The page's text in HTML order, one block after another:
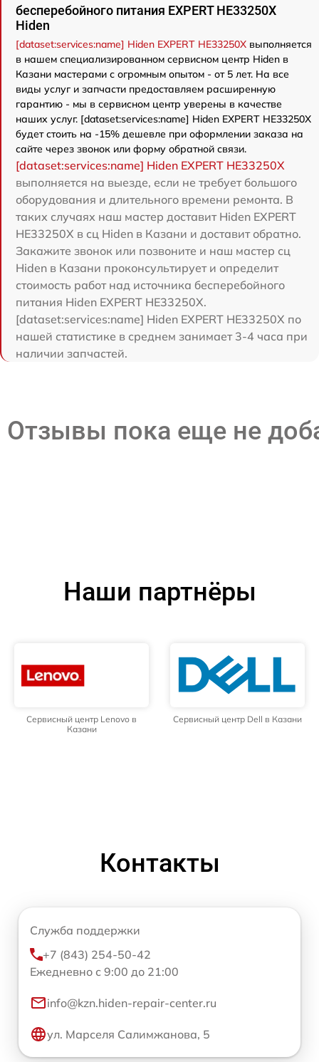
бесперебойного питания EXPERT HE33250X
Hiden
[dataset:services:name] Hiden EXPERT HE33250X выполняется
в нашем специализированном сервисном центр Hiden в
Казани мастерами с огромным опытом - от 5 лет. На все
виды услуг и запчасти предоставляем расширенную
гарантию - мы в сервисном центр уверены в качестве
наших услуг. [dataset:services:name] Hiden EXPERT HE33250X
будет стоить на -15% дешевле при оформлении заказа на
сайте через звонок или форму обратной связи.
[dataset:services:name] Hiden EXPERT HE33250X
выполняется на выезде, если не требует большого
оборудования и длительного времени ремонта. В
таких случаях наш мастер доставит Hiden EXPERT
HE33250X в сц Hiden в Казани и доставит обратно.
Закажите звонок или позвоните и наш мастер сц
Hiden в Казани проконсультирует и определит
стоимость работ над источника бесперебойного
питания Hiden EXPERT HE33250X.
[dataset:services:name] Hiden EXPERT HE33250X по
нашей статистике в среднем занимает 3-4 часа при
наличии запчастей.
Отзывы пока еще не
Наши партнёры
Сервисный центр Lenovo в
Казани
Сервисный центр Dell в Казани
Контакты
Служба поддержки
+7 (843) 254-50-42
Ежедневно с 9:00 до 21:00
info@kzn.hiden-repair-center.ru
ул. Марселя Салимжанова, 5